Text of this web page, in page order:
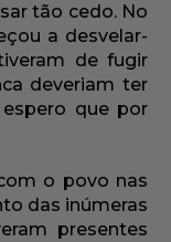
tão cedo. No
a desvelar-
de fugir
deveriam ter
que por
o povo nas
das inúmeras
presentes